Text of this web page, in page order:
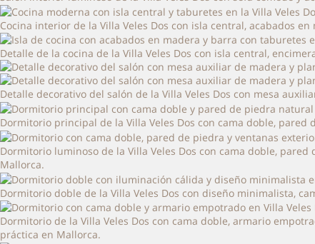
Cocina interior de la Villa Veles Dos con isla central, acabados
Detalle de la cocina de la Villa Veles Dos con isla central,
Detalle decorativo del salón de la Villa Veles Dos con mesa
Dormitorio principal de la Villa Veles Dos con cama doble,
Dormitorio luminoso de la Villa Veles Dos con cama doble,
Mallorca.
Dormitorio doble de la Villa Veles Dos con diseño minimalista,
Dormitorio de la Villa Veles Dos con cama doble, armario
práctica en Mallorca.